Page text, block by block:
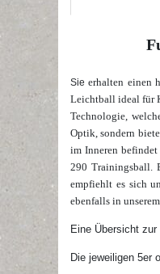
Sieerhalten einen
Leichtball ideal für
Technologie,
Optik, sondern
im Inneren
290 Trainingsball.
empfiehlt es sich
ebenfalls in
Eine Übersicht
Die jeweiligen 5er